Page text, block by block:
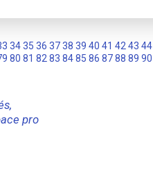
34 35 36 37 38 39 40 41 42 43 44
80 81 82 83 84 85 86 87 88 89 90
pro